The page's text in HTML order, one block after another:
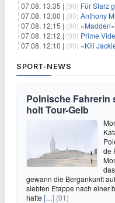
07.08. 13:35 | (00) Für Starz
07.08. 13:00 | (00) Anthony Michael
07.08. 12:15 | (00)
07.08. 12:12 | (00) Prime
07.08. 12:10 | (00) «Kill
SPORT-NEWS
Polnische Fahrerin
holt Tour-Gelb
de
gewann die Bergankunft
siebten Etappe nach einer
hatte […] (01)